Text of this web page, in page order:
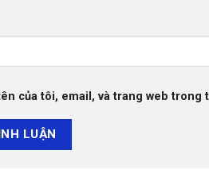
của tôi, email, và trang web